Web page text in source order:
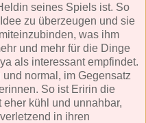
seines Spiels ist. So
zu überzeugen und sie
was ihm
und mehr für die Dinge
als interessant empfindet.
normal, im Gegensatz
So ist Eririn die
eher kühl und unnahbar,
in ihren